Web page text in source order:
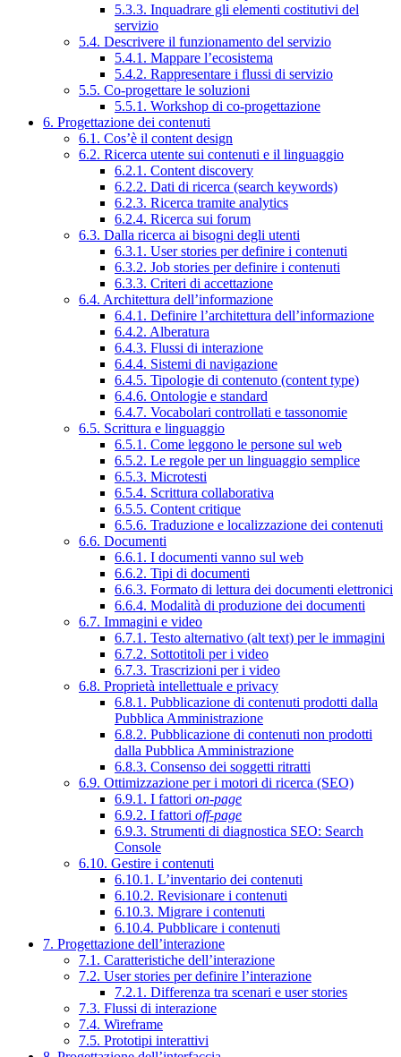
5.3.3. Inquadrare gli elementi costitutivi del
servizio
5.4. Descrivere il funzionamento del servizio
5.4.1. Mappare l’ecosistema
5.4.2. Rappresentare i flussi di servizio
5.5. Co-progettare le soluzioni
5.5.1. Workshop di co-progettazione
6. Progettazione dei contenuti
6.1. Cos’è il content design
6.2. Ricerca utente sui contenuti e il linguaggio
6.2.1. Content discovery
6.2.2. Dati di ricerca (search keywords)
6.2.3. Ricerca tramite analytics
6.2.4. Ricerca sui forum
6.3. Dalla ricerca ai bisogni degli utenti
6.3.1. User stories per definire i contenuti
6.3.2. Job stories per definire i contenuti
6.3.3. Criteri di accettazione
6.4. Architettura dell’informazione
6.4.1. Definire l’architettura dell’informazione
6.4.2. Alberatura
6.4.3. Flussi di interazione
6.4.4. Sistemi di navigazione
6.4.5. Tipologie di contenuto (content type)
6.4.6. Ontologie e standard
6.4.7. Vocabolari controllati e tassonomie
6.5. Scrittura e linguaggio
6.5.1. Come leggono le persone sul web
6.5.2. Le regole per un linguaggio semplice
6.5.3. Microtesti
6.5.4. Scrittura collaborativa
6.5.5. Content critique
6.5.6. Traduzione e localizzazione dei contenuti
6.6. Documenti
6.6.1. I documenti vanno sul web
6.6.2. Tipi di documenti
6.6.3. Formato di lettura dei documenti elettronici
6.6.4. Modalità di produzione dei documenti
6.7. Immagini e video
6.7.1. Testo alternativo (alt text) per le immagini
6.7.2. Sottotitoli per i video
6.7.3. Trascrizioni per i video
6.8. Proprietà intellettuale e privacy
6.8.1. Pubblicazione di contenuti prodotti dalla
Pubblica Amministrazione
6.8.2. Pubblicazione di contenuti non prodotti
dalla Pubblica Amministrazione
6.8.3. Consenso dei soggetti ritratti
6.9. Ottimizzazione per i motori di ricerca (SEO)
6.9.1. I fattori on-page
6.9.2. I fattori off-page
6.9.3. Strumenti di diagnostica SEO: Search
Console
6.10. Gestire i contenuti
6.10.1. L’inventario dei contenuti
6.10.2. Revisionare i contenuti
6.10.3. Migrare i contenuti
6.10.4. Pubblicare i contenuti
7. Progettazione dell’interazione
7.1. Caratteristiche dell’interazione
7.2. User stories per definire l’interazione
7.2.1. Differenza tra scenari e user stories
7.3. Flussi di interazione
7.4. Wireframe
7.5. Prototipi interattivi